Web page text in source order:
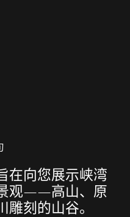
在向您展示峡湾
观——高山、原
刻的山谷。